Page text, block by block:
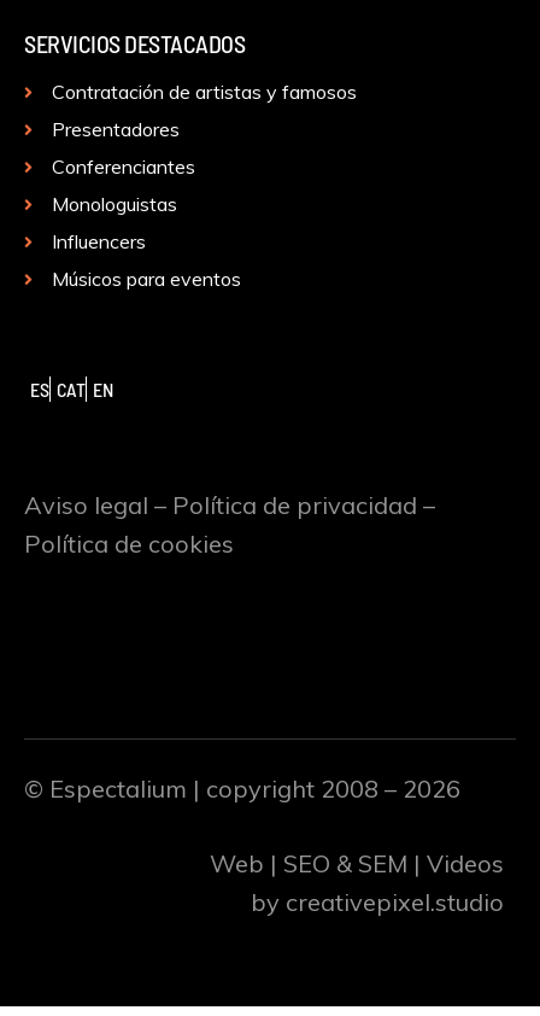
SERVICIOS DESTACADOS
Contratación de artistas y famosos
Presentadores
Conferenciantes
Monologuistas
Influencers
Músicos para eventos
ES CAT EN
Aviso legal – Política de privacidad –
Política de cookies
© Espectalium | copyright 2008 – 2026
Web | SEO & SEM | Videos
by creativepixel.studio